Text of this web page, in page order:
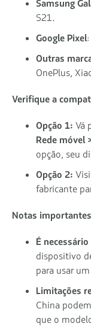
Samsung
S21.
Google Pixel
Outras
OnePlus,
Verifique a
Opção 1: Vá
Rede móvel
opção, seu
Opção 2:
fabricante
Notas
É
dispositivo
para usar
Limitações
China
que o